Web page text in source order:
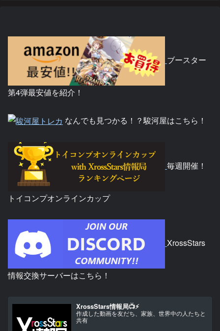
ブースター
第4弾最安値を紹介！
なんでも見つかる！？駿河屋はこちら！
毎週開催！
トイコンプオンラインカップ
XrossStars
情報交換サーバーはこちら！
XrossStars情報局📺⚡
作成した動画を友だち、家族、世界中の人たちと
共有